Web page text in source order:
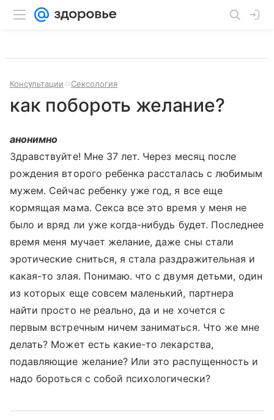
Консультации Сексология
как побороть желание?
анонимно
Здравствуйте! Мне 37 лет. Через месяц после
рождения второго ребенка рассталась с любимым
мужем. Сейчас ребенку уже год, я все еще
кормящая мама. Секса все это время у меня не
было и вряд ли уже когда-нибудь будет. Последнее
время меня мучает желание, даже сны стали
эротические сниться, я стала раздражительная и
какая-то злая. Понимаю. что с двумя детьми, один
из которых еще совсем маленький, партнера
найти просто не реально, да и не хочется с
первым встречным ничем заниматься. Что же мне
делать? Может есть какие-то лекарства,
подавляющие желание? Или это распущенность и
надо бороться с собой психологически?